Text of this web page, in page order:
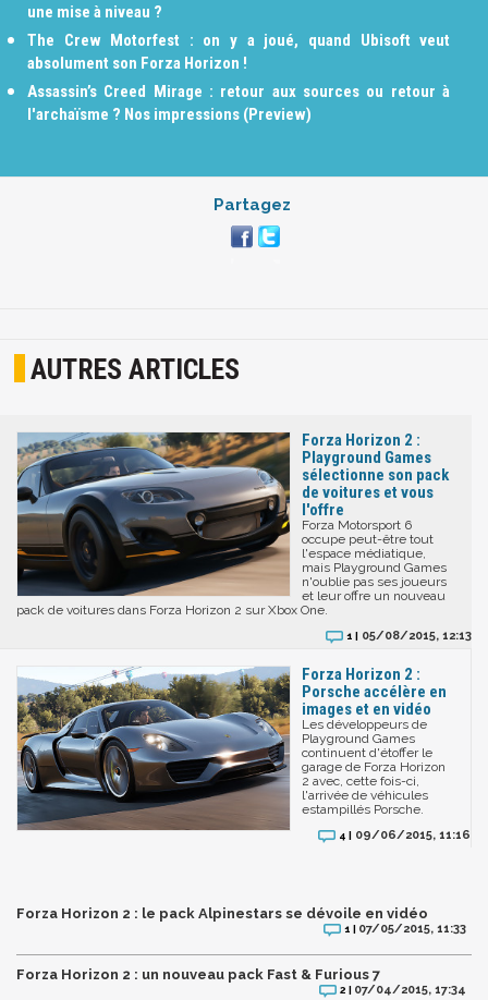
une mise à niveau ?
The Crew Motorfest : on y a joué, quand Ubisoft veut
absolument son Forza Horizon !
Assassin’s Creed Mirage : retour aux sources ou retour à
l'archaïsme ? Nos impressions (Preview)
Partagez
AUTRES ARTICLES
Forza Horizon 2 :
Playground Games
sélectionne son pack
de voitures et vous
l'offre
Forza Motorsport 6
occupe peut-être tout
l'espace médiatique,
mais Playground Games
n'oublie pas ses joueurs
et leur offre un nouveau
pack de voitures dans Forza Horizon 2 sur Xbox One.
1 | 05/08/2015, 12:13
Forza Horizon 2 :
Porsche accélère en
images et en vidéo
Les développeurs de
Playground Games
continuent d'étoffer le
garage de Forza Horizon
2 avec, cette fois-ci,
l'arrivée de véhicules
estampillés Porsche.
4 | 09/06/2015, 11:16
Forza Horizon 2 : le pack Alpinestars se dévoile en vidéo
1 | 07/05/2015, 11:33
Forza Horizon 2 : un nouveau pack Fast & Furious 7
2 | 07/04/2015, 17:34